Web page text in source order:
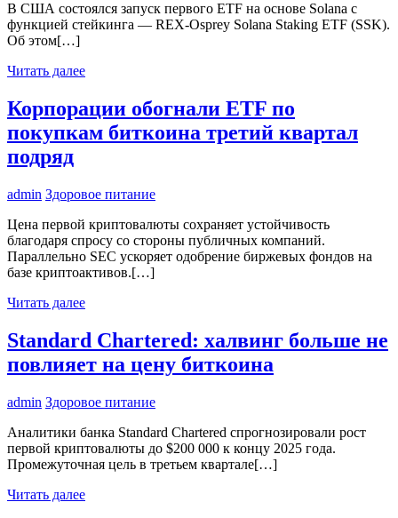
В США состоялся запуск первого ETF на основе Solana с
функцией стейкинга — REX-Osprey Solana Staking ETF (SSK).
Об этом[…]
Читать далее
Корпорации обогнали ETF по
покупкам биткоина третий квартал
подряд
admin Здоровое питание
Цена первой криптовалюты сохраняет устойчивость
благодаря спросу со стороны публичных компаний.
Параллельно SEC ускоряет одобрение биржевых фондов на
базе криптоактивов.[…]
Читать далее
Standard Chartered: халвинг больше не
повлияет на цену биткоина
admin Здоровое питание
Аналитики банка Standard Chartered спрогнозировали рост
первой криптовалюты до $200 000 к концу 2025 года.
Промежуточная цель в третьем квартале[…]
Читать далее